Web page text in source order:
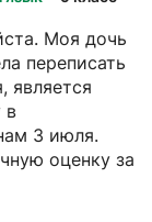
Моя дочь
переписать
является
в
3 июля.
оценку за